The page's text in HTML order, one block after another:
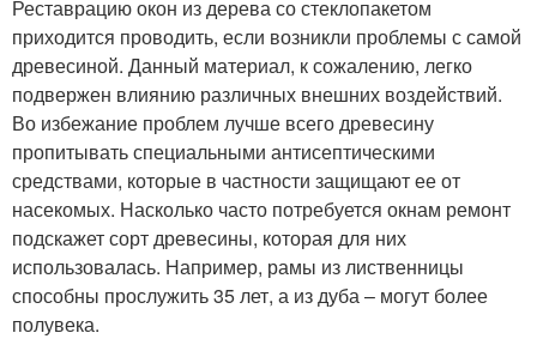
Реставрацию окон из дерева со стеклопакетом
приходится проводить, если возникли проблемы с самой
древесиной. Данный материал, к сожалению, легко
подвержен влиянию различных внешних воздействий.
Во избежание проблем лучше всего древесину
пропитывать специальными антисептическими
средствами, которые в частности защищают ее от
насекомых. Насколько часто потребуется окнам ремонт
подскажет сорт древесины, которая для них
использовалась. Например, рамы из лиственницы
способны прослужить 35 лет, а из дуба – могут более
полувека.